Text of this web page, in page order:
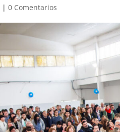
|0 Comentarios